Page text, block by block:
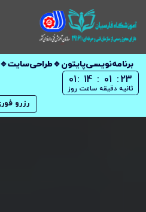
01
روز
: 14
ساعت
: 01
دقیقه
:22
ثانیه
رزرو